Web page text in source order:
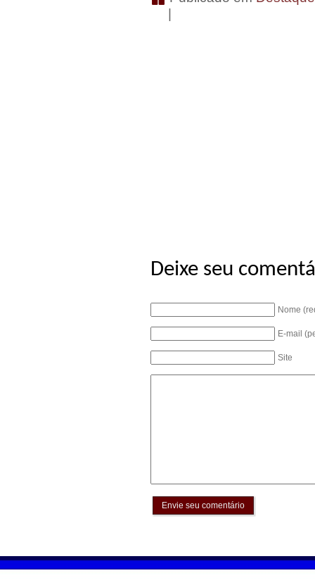
|
Deixe seu
Nome
E-mail
Site
Envie seu comentário